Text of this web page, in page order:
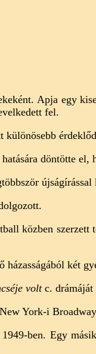
Apja egy
fel.
döntötte el,
közben szerzett
két
voltc. drámáját
York-i
ben. Egy